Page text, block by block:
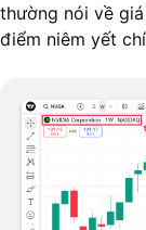
thường nói về
điểm niêm yết